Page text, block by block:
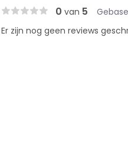
0 van 5
Er zijn nog geen reviews